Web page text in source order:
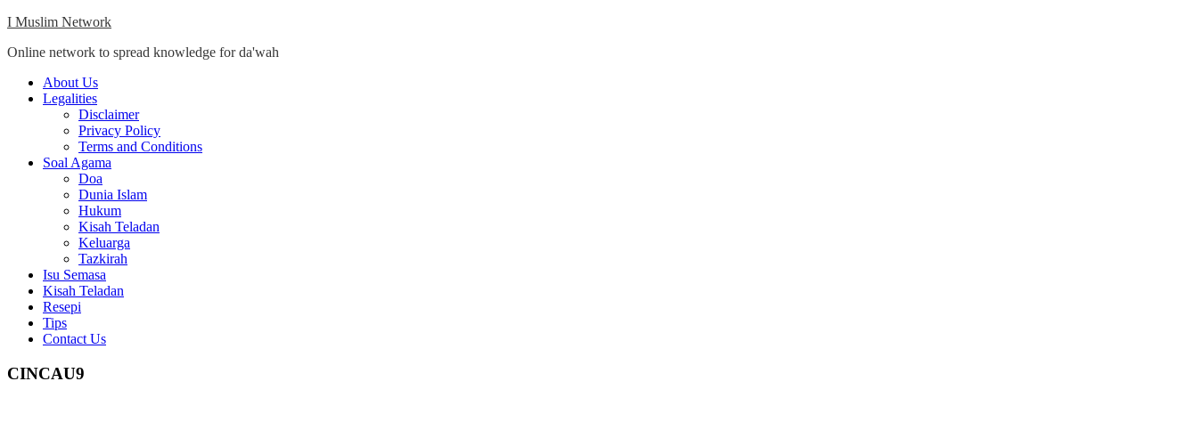
Skip
content
I Muslim Network
Online network to spread knowledge for da'wah
Close
Menu
About Us
Legalities
Disclaimer
Privacy Policy
Terms and Conditions
Soal Agama
Doa
Dunia Islam
Hukum
Kisah Teladan
Keluarga
Tazkirah
Isu Semasa
Kisah Teladan
Resepi
Tips
Contact Us
CINCAU9